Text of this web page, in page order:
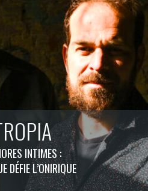
INTIMES :
DÉFIE L’ONIRIQUE